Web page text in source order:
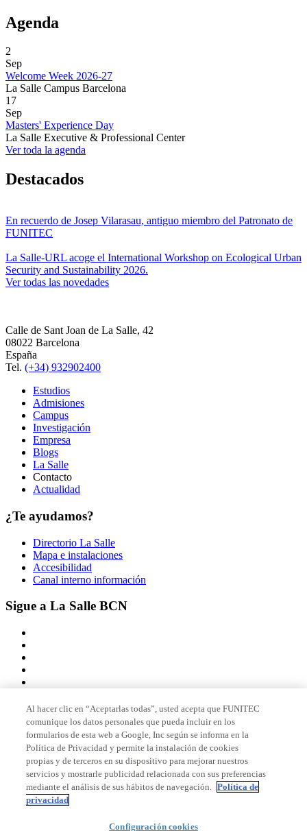
Agenda
2
Sep
Welcome Week 2026-27
La Salle Campus Barcelona
17
Sep
Masters' Experience Day
La Salle Executive & Professional Center
Ver toda la agenda
Destacados
En recuerdo de Josep Vilarasau, antiguo miembro del Patronato de
FUNITEC
La Salle-URL acoge el International Workshop on Ecological Urban
Security and Sustainability 2026.
Ver todas las novedades
Calle de Sant Joan de La Salle, 42
08022 Barcelona
España
Tel. (+34) 932902400
Estudios
Admisiones
Campus
Investigación
Empresa
Blogs
La Salle
Contacto
Actualidad
¿Te ayudamos?
Directorio La Salle
Mapa e instalaciones
Accesibilidad
Canal interno información
Sigue a La Salle BCN
Miembro de
Acreditaciones
© 2026 La Salle Campus Barcelona - URL |
Al hacer clic en “Aceptarlas todas”, usted acepta que FUNITEC
comunique los datos personales que pueda incluir en los
formularios de esta web a Google, Inc según se informa en la
Política de Privacidad y permite la instalación de cookies
propias y de terceros en su dispositivo para mejorar nuestros
servicios y mostrarle publicidad relacionada con sus preferencias
mediante el análisis de sus hábitos de navegación. Política de
privacidad
Configuración cookies